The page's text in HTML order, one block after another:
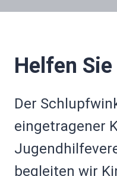
Helfen
Der
eingetragener
begleiten wir